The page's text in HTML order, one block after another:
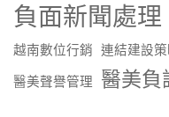
負面新聞處理
越南數位行銷 連結建設
醫美聲譽管理 醫美負